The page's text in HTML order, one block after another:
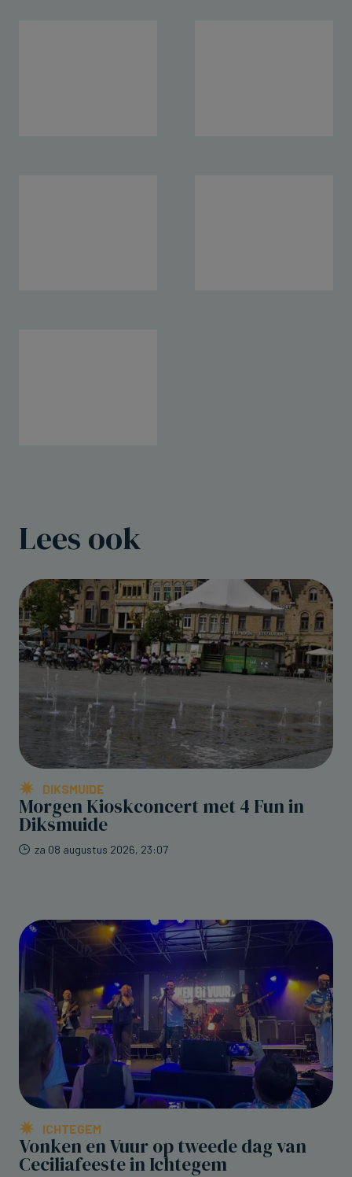
Lees ook
DIKSMUIDE
Morgen Kioskconcert met 4 Fun in
Diksmuide
za 08 augustus 2026, 23:07
ICHTEGEM
Vonken en Vuur op tweede dag van
Ceciliafeeste in Ichtegem